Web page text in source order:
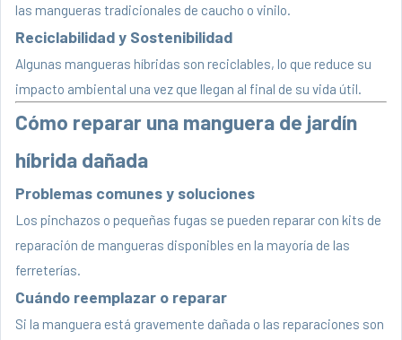
las mangueras tradicionales de caucho o vinilo.
Reciclabilidad y Sostenibilidad
Algunas mangueras híbridas son reciclables, lo que reduce su
impacto ambiental una vez que llegan al final de su vida útil.
Cómo reparar una manguera de jardín
híbrida dañada
Problemas comunes y soluciones
Los pinchazos o pequeñas fugas se pueden reparar con kits de
reparación de mangueras disponibles en la mayoría de las
ferreterías.
Cuándo reemplazar o reparar
Si la manguera está gravemente dañada o las reparaciones son